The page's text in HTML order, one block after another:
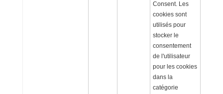
Consent. Les
cookies sont
utilisés pour
stocker le
consentement
de l'utilisateur
pour les cookies
dans la
catégorie